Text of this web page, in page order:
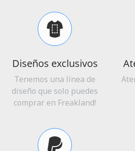
Diseños exclusivos
Tenemos una línea de
diseño que solo puedes
comprar en Freakland!